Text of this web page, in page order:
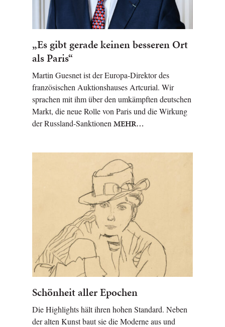
„Es gibt gerade keinen besseren Ort
als Paris“
Martin Guesnet ist der Europa-Direktor des
französischen Auktionshauses Artcurial. Wir
sprachen mit ihm über den umkämpften deutschen
Markt, die neue Rolle von Paris und die Wirkung
der Russland-Sanktionen MEHR…
Schönheit aller Epochen
Die Highlights hält ihren hohen Standard. Neben
der alten Kunst baut sie die Moderne aus und